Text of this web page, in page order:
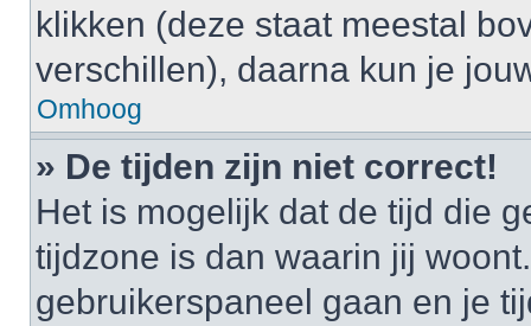
klikken (deze staat meestal
verschillen), daarna kun je
Omhoog
» De tijden zijn niet correct!
Het is mogelijk dat de tijd die
tijdzone is dan waarin jij
gebruikerspaneel gaan en je